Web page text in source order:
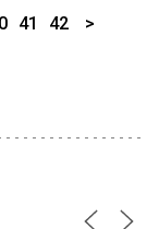
41 42 >